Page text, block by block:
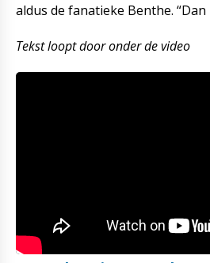
aldus de fanatieke Benthe.
Tekst loopt door onder de video